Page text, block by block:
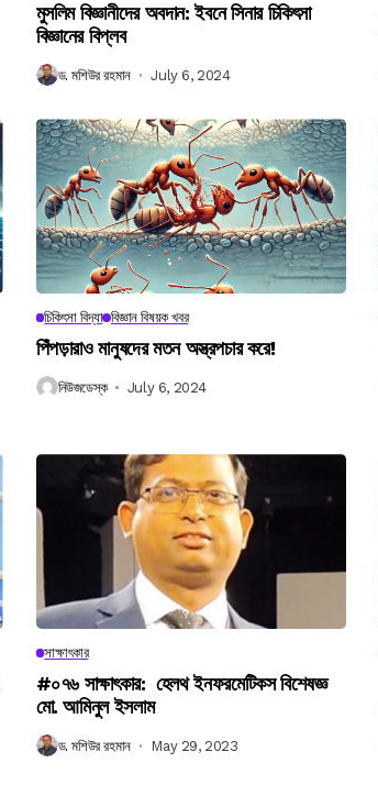
মুসলিম বিজ্ঞানীদের অবদান: ইবনে সিনার চিকিৎসা
বিজ্ঞানের বিপ্লব
ড. মশিউর রহমান July 6, 2024
চিকিৎসা বিদ্যা বিজ্ঞান বিষয়ক খবর
পিঁপড়ারাও মানুষদের মতন অস্ত্রপচার করে!
নিউজডেস্ক July 6, 2024
সাক্ষাৎকার
#০৭৬ সাক্ষাৎকার: হেলথ ইনফরমেটিকস বিশেষজ্ঞ
মো. আমিনুল ইসলাম
ড. মশিউর রহমান May 29, 2023